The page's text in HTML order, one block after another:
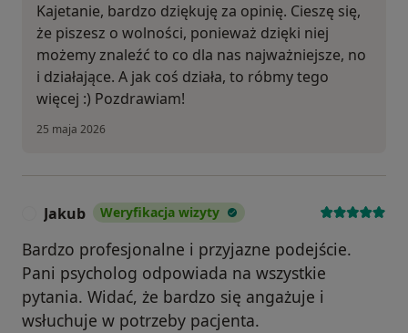
Kajetanie, bardzo dziękuję za opinię. Cieszę się,
że piszesz o wolności, ponieważ dzięki niej
możemy znaleźć to co dla nas najważniejsze, no
i działające. A jak coś działa, to róbmy tego
więcej :) Pozdrawiam!
25 maja 2026
Jakub Weryfikacja wizyty
Bardzo profesjonalne i przyjazne podejście.
Pani psycholog odpowiada na wszystkie
pytania. Widać, że bardzo się angażuje i
wsłuchuje w potrzeby pacjenta.